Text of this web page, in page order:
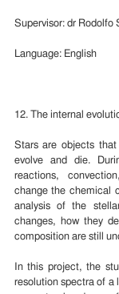
Supervisor: dr Rodolfo
Language: English
12. The internal
Stars are objects
evolve and die.
reactions,
change the chemical
analysis of the
changes, how they
composition are still
In this project, the
resolution spectra of a